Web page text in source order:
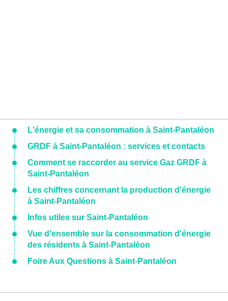
L'énergie et sa consommation à Saint-Pantaléon
GRDF à Saint-Pantaléon : services et contacts
Comment se raccorder au service Gaz GRDF à
Saint-Pantaléon
Les chiffres concernant la production d'énergie
à Saint-Pantaléon
Infos utiles sur Saint-Pantaléon
Vue d'ensemble sur la consommation d'énergie
des résidents à Saint-Pantaléon
Foire Aux Questions à Saint-Pantaléon